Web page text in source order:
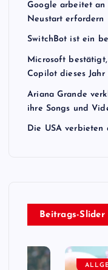
Google arbeitet an
Neustart erfordern
SwitchBot ist ein
Microsoft bestätigt,
Copilot dieses Jahr
Ariana Grande
ihre Songs und
Die USA verbieten
Beitrags-Slider